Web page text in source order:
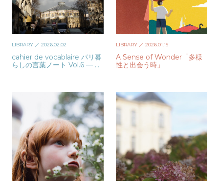
LIBRARY ／ 2026.02.02
cahier de vocablaire パリ暮
らしの言葉ノート Vol.6 — 守
LIBRARY／ 2026.01.15
A Sense of Wonder「多様
性と出会う時」